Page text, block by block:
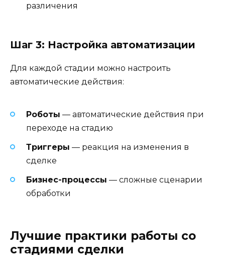
различения
Шаг 3: Настройка автоматизации
Для каждой стадии можно настроить
автоматические действия:
Роботы — автоматические действия при
переходе на стадию
Триггеры — реакция на изменения в
сделке
Бизнес-процессы — сложные сценарии
обработки
Лучшие практики работы со
стадиями сделки